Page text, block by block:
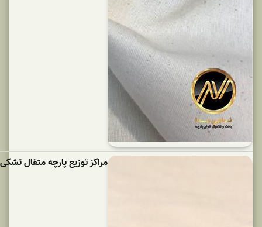
مراکز توزیع پارچه متقال تشکی